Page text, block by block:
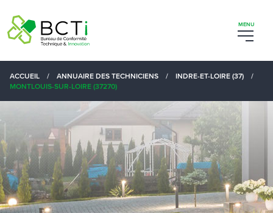
ACCUEIL / ANNUAIRE DES TECHNICIENS / INDRE-ET-LOIRE (37)
/
MONTLOUIS-SUR-LOIRE (37270)